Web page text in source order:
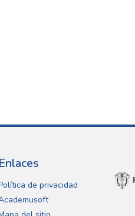
Enlaces
de privacidad